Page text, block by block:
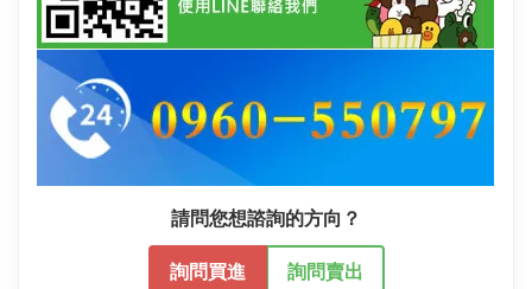
請問您想諮詢的方向？
詢問買進 詢問賣出